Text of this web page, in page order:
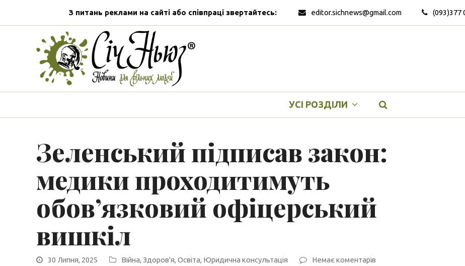
З питань реклами на сайті або співпраці звертайтесь: editor.sichnews@gmail.com (093)377
УСІ РОЗДІЛИ
Зеленський підписав закон:
медики проходитимуть
обов’язковий офіцерський
вишкіл
30 Липня, 2025 Війна, Здоров'я, Освіта, Юридична консультація Немає коментарів